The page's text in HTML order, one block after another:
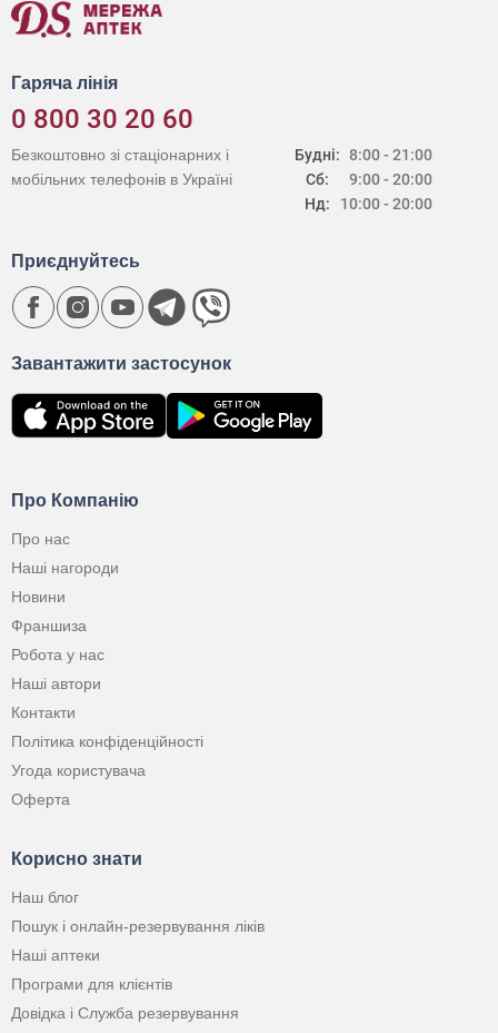
Гаряча лінія
0 800 30 20 60
Будні:
Сб:
Нд:
8:00 - 21:00
9:00 - 20:00
10:00 - 20:00
Безкоштовно зі стаціонарних і
мобільних телефонів в Україні
Про Компанію
Про нас
Наші нагороди
Новини
Франшиза
Робота у нас
Наші автори
Контакти
Політика конфіденційності
Угода користувача
Оферта
Корисно знати
Наш блог
Пошук і онлайн-резервування ліків
Наші аптеки
Програми для клієнтів
Довідка і Служба резервування
Завантажити застосунок
Приєднуйтесь